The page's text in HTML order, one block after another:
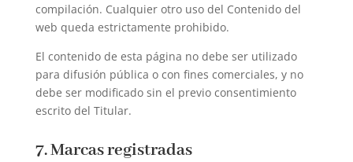
compilación. Cualquier otro uso del Contenido del
web queda estrictamente prohibido.
El contenido de esta página no debe ser utilizado
para difusión pública o con fines comerciales, y no
debe ser modificado sin el previo consentimiento
escrito del Titular.
7. Marcas registradas